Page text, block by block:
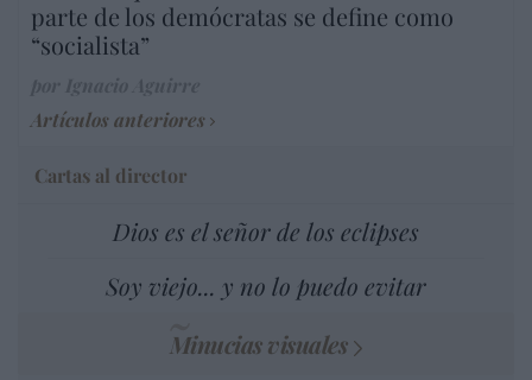
parte de los demócratas se define como
“socialista”
Artículos anteriores
Cartas al director
Dios es el señor de los eclipses
Soy viejo... y no lo puedo evitar
Minucias visuales